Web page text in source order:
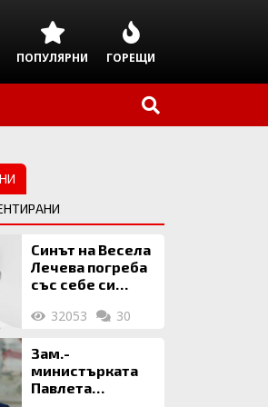
ПОПУЛЯРНИ ГОРЕЩИ
Синът на Весела
Лечева погреба
със себе си
млн. евро
32053 30
Зам.-
министърката
Павлета